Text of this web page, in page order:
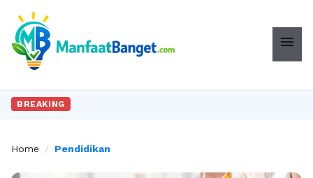
menu
BREAKING
Home / Pendidikan